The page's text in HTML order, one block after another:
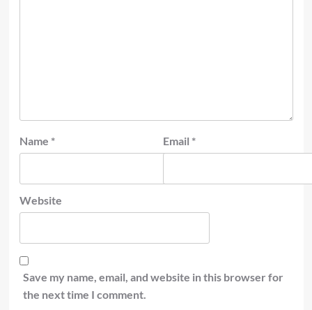
Name * Email *
Website
Save my name, email, and website in this browser for
the next time I comment.